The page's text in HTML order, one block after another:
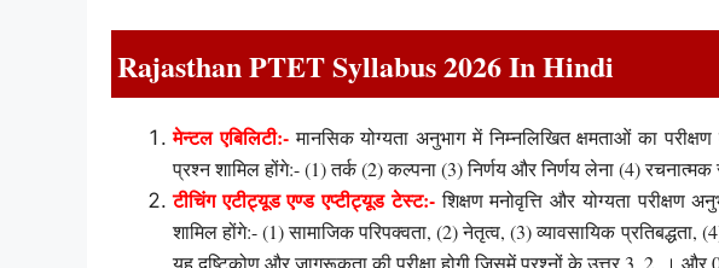
Rajasthan PTET Syllabus 2026 In Hindi
मेन्टल एबिलिटी:-मानसिक योग्यता अनुभाग में निम्नलिखित क्षमताओं का
प्रश्न शामिल होंगे:-(1) तर्क (2) कल्पना (3) निर्णय और निर्णय लेना (4)
टीचिंग एटीट्यूड एण्ड एप्टीट्यूड टेस्ट:-शिक्षण मनोवृत्ति और योग्यता परीक्षण
शामिल होंगे:-(1) सामाजिक परिपक्वता, (2) नेतृत्व, (3) व्यावसायिक
यह दृष्टिकोण और जागरूकता की परीक्षा होगी जिसमें प्रश्नों के उत्तर 3, 2, । और